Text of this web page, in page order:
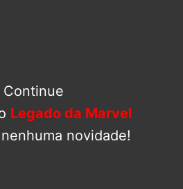
Continue
Legado da Marvel
novidade!